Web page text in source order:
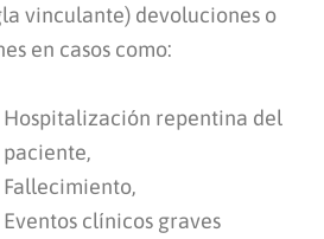
vinculante) devoluciones o
en casos como:
Hospitalización repentina del
paciente,
Fallecimiento,
Eventos clínicos graves